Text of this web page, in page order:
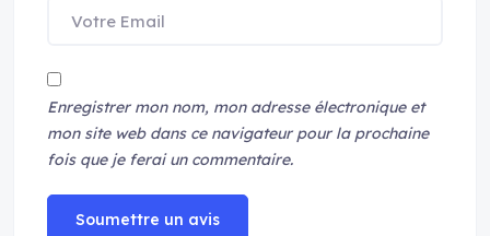
Enregistrer mon nom, mon adresse électronique et
mon site web dans ce navigateur pour la prochaine
fois que je ferai un commentaire.
Soumettre un avis